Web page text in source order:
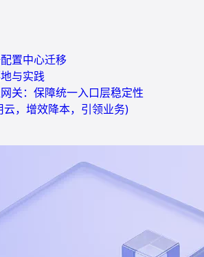
置中心迁移
与实践
关：保障统一入口层稳定性
，增效降本，引领业务)